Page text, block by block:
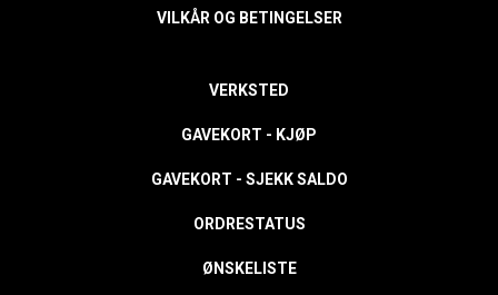
VILKÅR OG BETINGELSER
VERKSTED
GAVEKORT - KJØP
GAVEKORT - SJEKK SALDO
ORDRESTATUS
ØNSKELISTE